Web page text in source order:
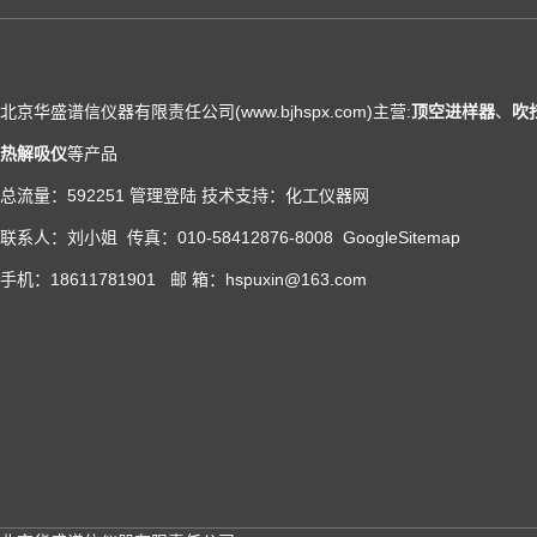
北京华盛谱信仪器有限责任公司(www.bjhspx.com)主营:顶空进样器、 吹
热解吸仪等产品
总流量：592251 管理登陆 技术支持： 化工仪器网
联系人：刘小姐 传真：010-58412876-8008 GoogleSitemap
手机：18611781901 邮 箱：hspuxin@163.com